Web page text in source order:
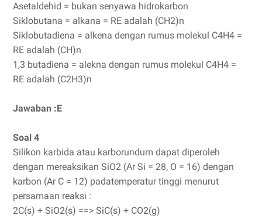
Asetaldehid = bukan senyawa hidrokarbon
Siklobutana = alkana = RE adalah (CH2)n
Siklobutadiena = alkena dengan rumus molekul C4H4 =
RE adalah (CH)n
1,3 butadiena = alekna dengan rumus molekul C4H4 =
RE adalah (C2H3)n
Jawaban :E
Soal 4
Silikon karbida atau karborundum dapat diperoleh
dengan mereaksikan SiO2 (Ar Si = 28, O = 16) dengan
karbon (Ar C = 12) padatemperatur tinggi menurut
persamaan reaksi :
2C(s) + SiO2(s) ==> SiC(s) + CO2(g)